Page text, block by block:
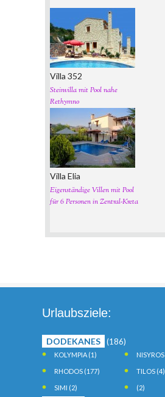
Villa 352
Steinvilla mit Pool nahe
Rethymno
Villa Elia
Eigenständige Villen mit Pool
für 6 Personen in Zentral-Kreta
Urlaubsziele:
DODEKANES (186)
KOLYMPIA (1) NISYROS
RHODOS (177) TILOS (4)
SIMI (2) (2)